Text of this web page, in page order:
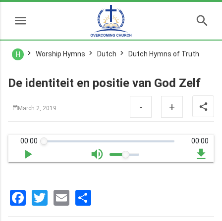
H Worship Hymns Dutch Dutch Hymns of Truth
De identiteit en positie van God Zelf
March 2, 2019 - +
00:00 00:00
Facebook
Twitter
Email
享